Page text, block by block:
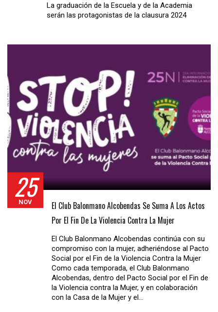
La graduación de la Escuela y de la Academia
serán las protagonistas de la clausura 2024
25
NOV
El Club Balonmano Alcobendas Se Suma A Los Actos
Por El Fin De La Violencia Contra La Mujer
El Club Balonmano Alcobendas continúa con su
compromiso con la mujer, adheriéndose al Pacto
Social por el Fin de la Violencia Contra la Mujer
Como cada temporada, el Club Balonmano
Alcobendas, dentro del Pacto Social por el Fin de
la Violencia contra la Mujer, y en colaboración
con la Casa de la Mujer y el…